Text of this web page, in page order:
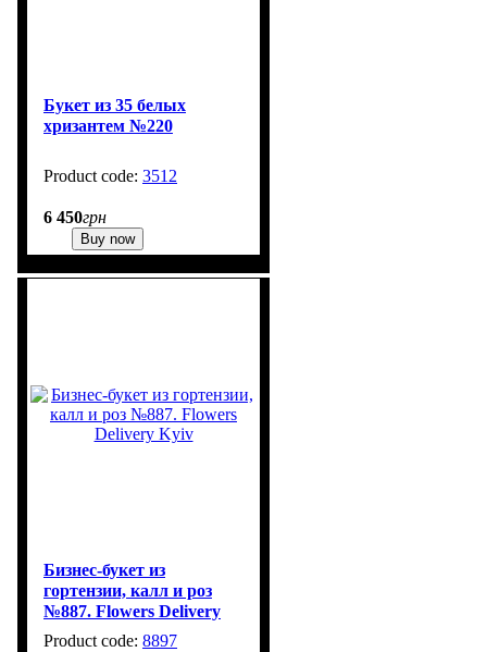
Букет из 35 белых
хризантем №220
3512
6 450грн
Buy now
Бизнес-букет из
гортензии, калл и роз
№887. Flowers Delivery
Kyiv
8897